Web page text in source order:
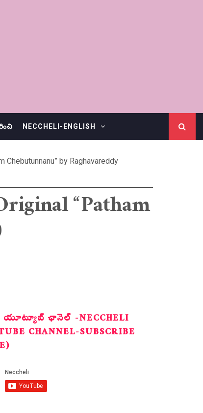
NECCHELI-ENGLISH
Chebutunnanu” by Raghavareddy
“Patham
యూట్యూబ్ ఛానెల్ -NECCHELI
CHANNEL-SUBSCRIBE